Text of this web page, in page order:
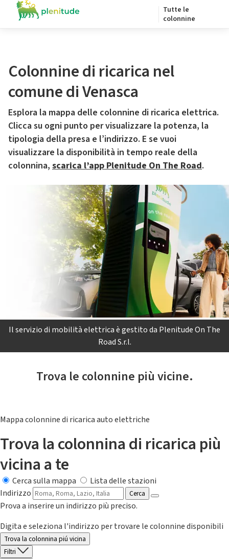
Tutte le
colonnine
Colonnine di ricarica nel
comune di Venasca
Esplora la mappa delle colonnine di ricarica elettrica.
Clicca su ogni punto per visualizzare la potenza, la
tipologia della presa e l’indirizzo. E se vuoi
visualizzare la disponibilità in tempo reale della
colonnina, scarica l’app Plenitude On The Road.
Il servizio di mobilità elettrica è gestito da Plenitude On The
Road S.r.l.
Trova le colonnine più vicine.
Mappa colonnine di ricarica auto elettriche
Trova la colonnina di ricarica più
vicina a te
Cerca sulla mappa
Lista delle stazioni
Indirizzo
Cerca
Prova a inserire un indirizzo più preciso.
Digita e seleziona l'indirizzo per trovare le colonnine disponibili
Trova la colonnina piú vicina
Filtri